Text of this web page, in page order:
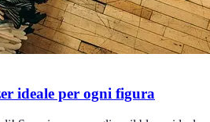
ideale per ogni figura